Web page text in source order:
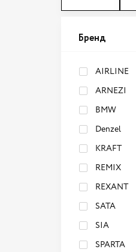
Бренд
AIRLINE
ARNEZI
BMW
Denzel
KRAFT
REMIX
REXANT
SATA
SIA
SPARTA